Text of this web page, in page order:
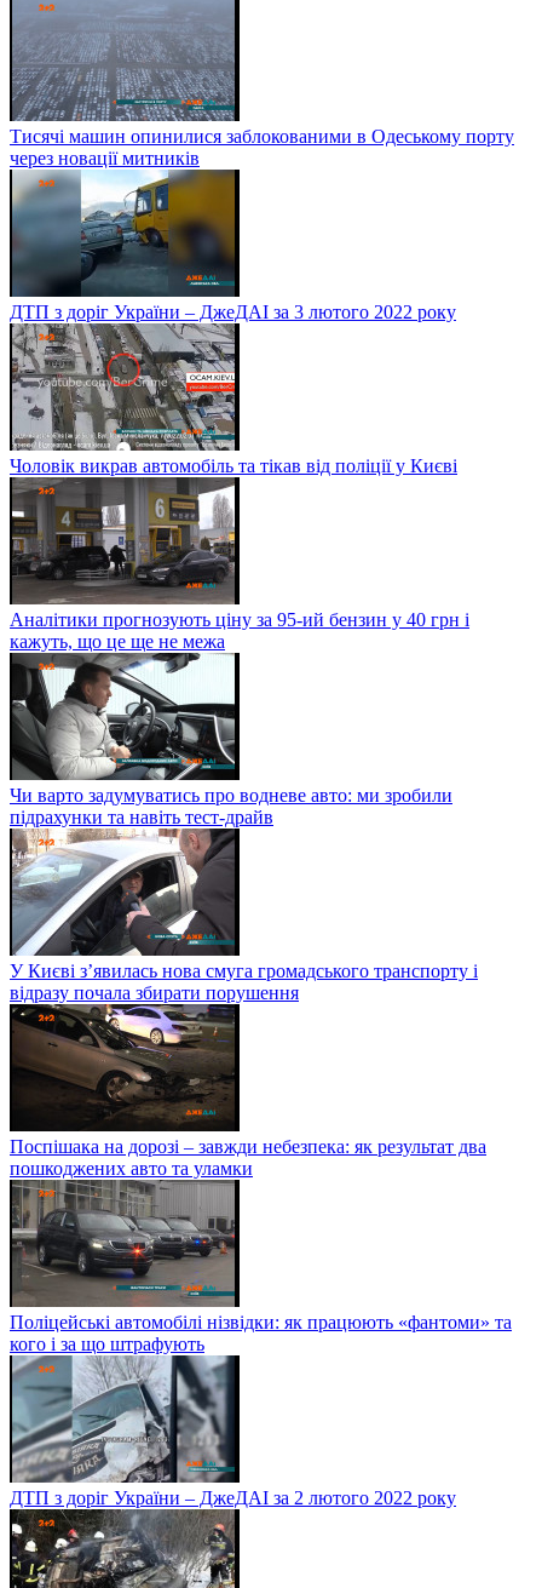
Тисячі машин опинилися заблокованими в Одеському порту
через новації митників
ДТП з доріг України – ДжеДАІ за 3 лютого 2022 року
Чоловік викрав автомобіль та тікав від поліції у Києві
Аналітики прогнозують ціну за 95-ий бензин у 40 грн і
кажуть, що це ще не межа
Чи варто задумуватись про водневе авто: ми зробили
підрахунки та навіть тест-драйв
У Києві з’явилась нова смуга громадського транспорту і
відразу почала збирати порушення
Поспішака на дорозі – завжди небезпека: як результат два
пошкоджених авто та уламки
Поліцейські автомобілі нізвідки: як працюють «фантоми» та
кого і за що штрафують
ДТП з доріг України – ДжеДАІ за 2 лютого 2022 року